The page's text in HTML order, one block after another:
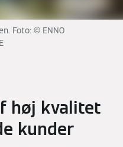
Foto: © ENNO
høj kvalitet
kunder